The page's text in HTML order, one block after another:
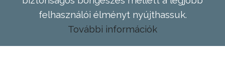
felhasználói élményt nyújthassuk.
További információk